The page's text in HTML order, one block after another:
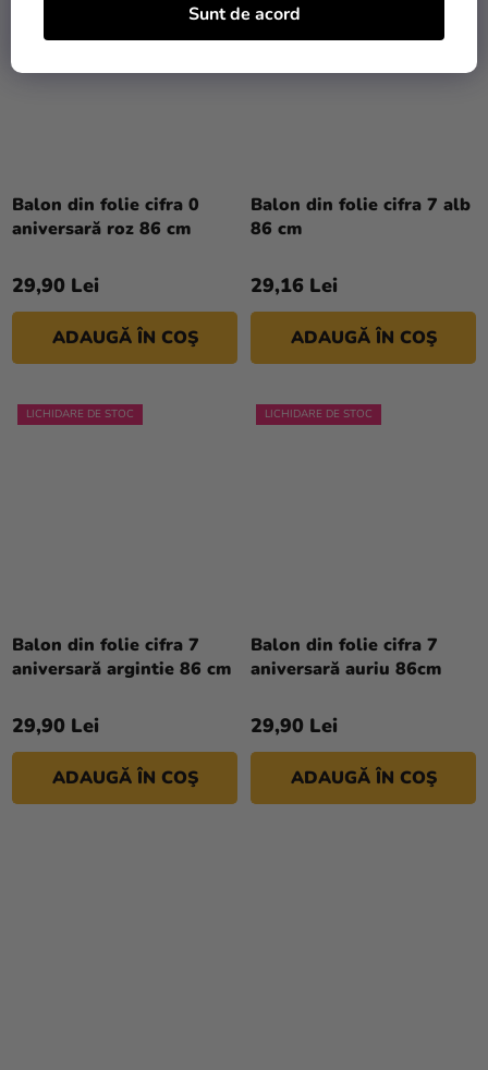
Sunt de acord
Balon din folie cifra 0
aniversară roz 86 cm
29,90 Lei
ADAUGĂ ÎN COŞ
Balon din folie cifra 7 alb
86 cm
29,16 Lei
ADAUGĂ ÎN COŞ
LICHIDARE DE STOC
Balon din folie cifra 7
aniversară argintie 86 cm
29,90 Lei
ADAUGĂ ÎN COŞ
LICHIDARE DE STOC
Balon din folie cifra 7
aniversară auriu 86cm
29,90 Lei
ADAUGĂ ÎN COŞ